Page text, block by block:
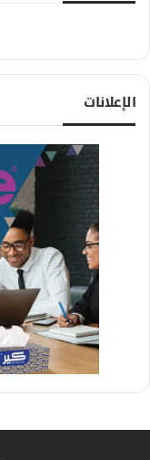
الإعلانات